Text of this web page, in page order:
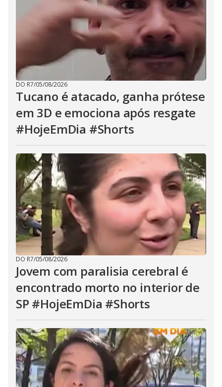
DO R7/05/08/2026
Tucano é atacado, ganha prótese
em 3D e emociona após resgate
#HojeEmDia #Shorts
DO R7/05/08/2026
Jovem com paralisia cerebral é
encontrado morto no interior de
SP #HojeEmDia #Shorts